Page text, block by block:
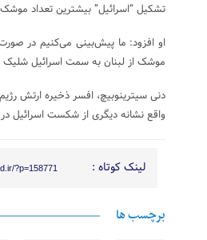
تشکیل “اسرائیل” بیشترین تعداد موشک
او افزود: ما پیش‌بینی‌ می‌کنیم در صورت
موشک از لبنان به سمت اسرائیل
دنی سیترینوبیچ، افسر ذخیره ارتش
واقع نشانه دیگری از شکست اسرائیل در
لینک کوتاه : ?p=158771
برچسب ها